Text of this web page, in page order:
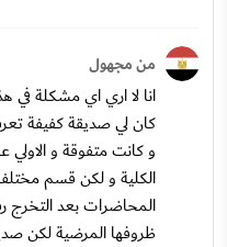
من مجهول
انا لا اري اي مشكلة في
كان لي صديقة كفيفة
و كانت متفوقة و
الكلية و لكن قسم
المحاضرات بعد
ظروفها المرضية لكن